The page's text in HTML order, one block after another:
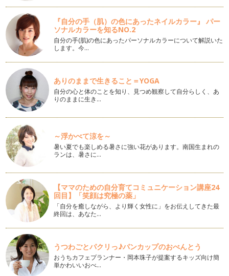
塩にこだわってみよう
こんにちは、アクティブ野菜ソムリエの岩本 香です。 ５月
に入り、あっという間に立夏…
だしを簡単に使おう！
こんにちは、アクティブ野菜ソムリエの岩本 香です。桜の花
も咲き、季節は春になりました！ …
紫キャベツを楽しもう♪
梅の花が咲き、春が近づいているのを感じますね！ こんにち
は、アクティブ野菜ソムリエの岩本香…
冬の優れ野菜「芽キャベツ」
こんにちは！ アクティブ野菜ソムリエの岩本 香です。 一
年間の執筆に引き続き、月に一回…
「野菜ぎらい」はなぜ、生まれる？
こんにちは、アクティブ野菜ソムリエの岩本 香です。新しい
年を迎えられ、大切な家族と素敵な時…
親子で野菜のブーケを作ろう♪
こんにちは！ アクティブ野菜ソムリエの岩本 香です。 私
たち…
冬野菜を食べよう♪
みなさん、こんにちは！ アクティブ野菜ソムリエの岩本 香
です。 いよいよ冬が始まりまし…
『自分の手（肌）の色にあったネイルカラー』 パー
ソナルカラーを知るNO.2
自分の手(肌)の色にあったパーソナルカラーについて解説いた
します。今…
ありのままで生きること＝YOGA
自分の心と体のことを知り、見つめ観察して自分らしく、あ
りのままに生き…
～浮かべて涼を～
暑い夏でも楽しめる暑さに強い花があります。南国生まれの
ランは、暑さに…
【ママのための自分育てコミュニケーション講座24
回目】「笑顔は究極の薬」
「自分を癒しながら、より輝く女性に」をお伝えしてきた最
終回は、あなた…
うつわごとパクリっ♪パンカップのおべんとう
おうちカフェプランナー・岡本珠子が提案するキッズ向け簡
単かわいいおべ…